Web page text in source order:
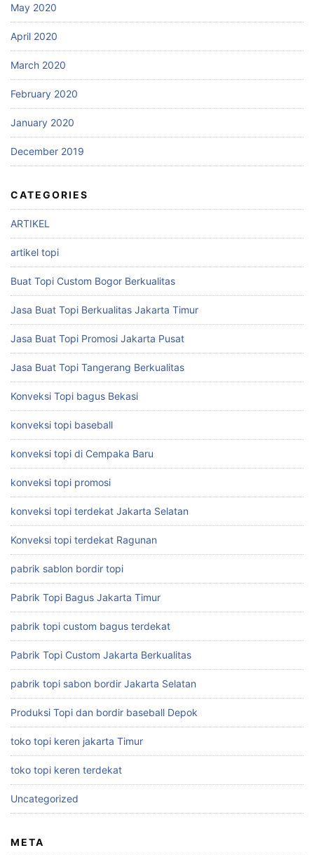
May 2020
April 2020
March 2020
February 2020
January 2020
December 2019
CATEGORIES
ARTIKEL
artikel topi
Buat Topi Custom Bogor Berkualitas
Jasa Buat Topi Berkualitas Jakarta Timur
Jasa Buat Topi Promosi Jakarta Pusat
Jasa Buat Topi Tangerang Berkualitas
Konveksi Topi bagus Bekasi
konveksi topi baseball
konveksi topi di Cempaka Baru
konveksi topi promosi
konveksi topi terdekat Jakarta Selatan
Konveksi topi terdekat Ragunan
pabrik sablon bordir topi
Pabrik Topi Bagus Jakarta Timur
pabrik topi custom bagus terdekat
Pabrik Topi Custom Jakarta Berkualitas
pabrik topi sabon bordir Jakarta Selatan
Produksi Topi dan bordir baseball Depok
toko topi keren jakarta Timur
toko topi keren terdekat
Uncategorized
META